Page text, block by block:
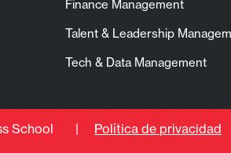
Finance Management
Talent & Leadership
Tech & Data Management
School | Política de privacidad